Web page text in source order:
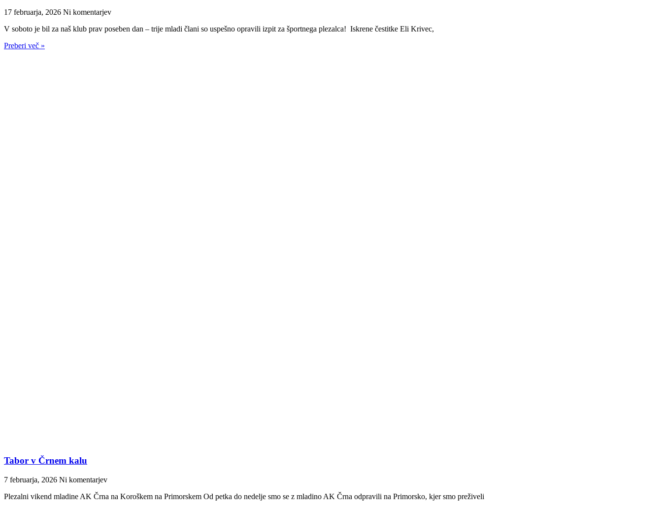
17 februarja, 2026 Ni komentarjev
V soboto je bil za naš klub prav poseben dan – trije mladi člani so uspešno opravili izpit za športnega plezalca! Iskrene čestitke Eli Krivec,
Preberi več »
Tabor v Črnem kalu
7 februarja, 2026 Ni komentarjev
Plezalni vikend mladine AK Črna na Koroškem na Primorskem Od petka do nedelje smo se z mladino AK Črna odpravili na Primorsko, kjer smo preživeli